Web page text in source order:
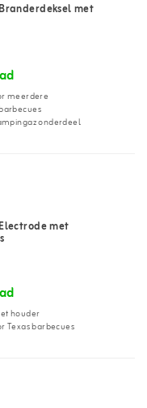
met
meerdere
onderdeel
met
houder
Texas barbecues